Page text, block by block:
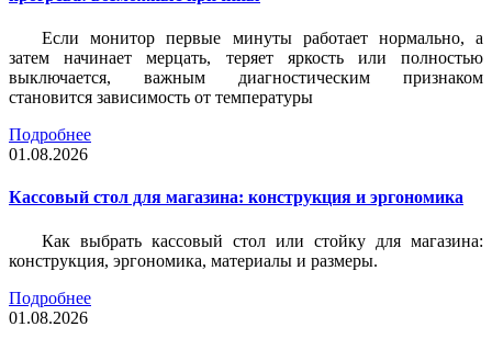
Если монитор первые минуты работает нормально, а
затем начинает мерцать, теряет яркость или полностью
выключается, важным диагностическим признаком
становится зависимость от температуры
Подробнее
01.08.2026
Кассовый стол для магазина: конструкция и эргономика
Как выбрать кассовый стол или стойку для магазина:
конструкция, эргономика, материалы и размеры.
Подробнее
01.08.2026